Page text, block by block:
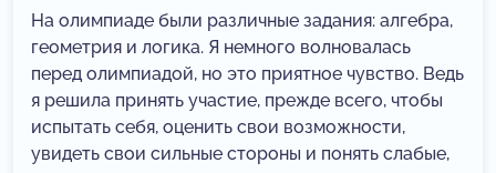
На олимпиаде были различные задания: алгебра,
геометрия и логика. Я немного волновалась
перед олимпиадой, но это приятное чувство. Ведь
я решила принять участие, прежде всего, чтобы
испытать себя, оценить свои возможности,
увидеть свои сильные стороны и понять слабые,